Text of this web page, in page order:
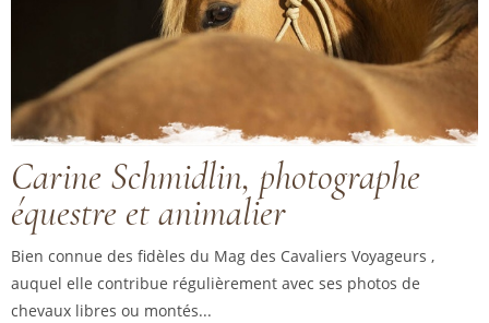
Carine Schmidlin, photographe
équestre et animalier
Bien connue des fidèles du Mag des Cavaliers Voyageurs ,
auquel elle contribue régulièrement avec ses photos de
chevaux libres ou montés...